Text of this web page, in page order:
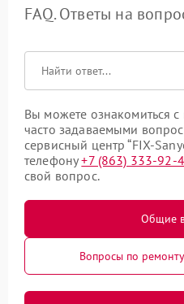
FAQ. Ответы на
Вы можете ознакомиться
часто задаваемыми
сервисный центр “FIX-
телефону+7 (863) 333-92-
свой вопрос.
Общие
Вопросы по